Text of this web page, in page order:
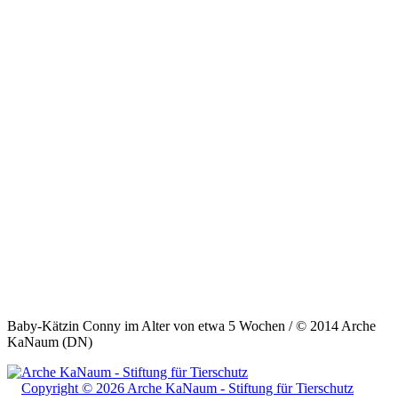
Baby-Kätzin Conny im Alter von etwa 5 Wochen / © 2014 Arche
KaNaum (DN)
Copyright © 2026 Arche KaNaum - Stiftung für Tierschutz